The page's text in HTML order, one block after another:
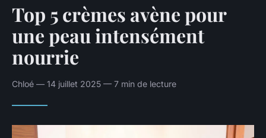
Top 5 crèmes avène pour
une peau intensément
nourrie
Chloé — 14 juillet 2025 — 7 min de lecture